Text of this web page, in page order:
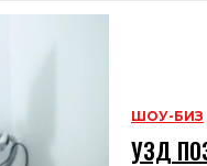
ШОУ-БИЗ
УЗД